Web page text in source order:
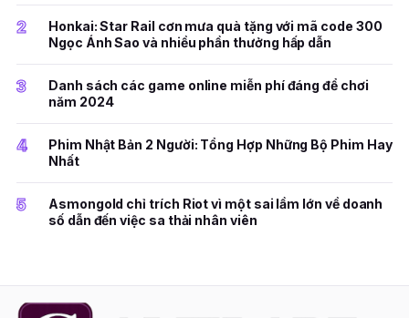
2
Honkai: Star Rail cơn mưa quà tặng với mã code 300
Ngọc Ánh Sao và nhiều phần thưởng hấp dẫn
3
Danh sách các game online miễn phí đáng để chơi
năm 2024
4
Phim Nhật Bản 2 Người: Tổng Hợp Những Bộ Phim Hay
Nhất
5
Asmongold chỉ trích Riot vì một sai lầm lớn về doanh
số dẫn đến việc sa thải nhân viên